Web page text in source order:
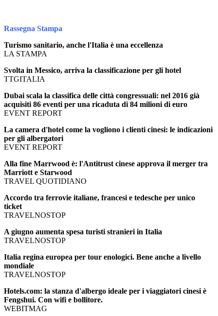
Rassegna Stampa
Turismo sanitario, anche l'Italia è una eccellenza
LA STAMPA
Svolta in Messico, arriva la classificazione per gli hotel
TTGITALIA
Dubai scala la classifica delle città congressuali: nel 2016 già
acquisiti 86 eventi per una ricaduta di 84 milioni di euro
EVENT REPORT
La camera d'hotel come la vogliono i clienti cinesi: le indicazioni
per gli albergatori
EVENT REPORT
Alla fine Marrwood è: l'Antitrust cinese approva il merger tra
Marriott e Starwood
TRAVEL QUOTIDIANO
Accordo tra ferrovie italiane, francesi e tedesche per unico
ticket
TRAVELNOSTOP
A giugno aumenta spesa turisti stranieri in Italia
TRAVELNOSTOP
Italia regina europea per tour enologici. Bene anche a livello
mondiale
TRAVELNOSTOP
Hotels.com: la stanza d'albergo ideale per i viaggiatori cinesi è
Fengshui. Con wifi e bollitore.
WEBITMAG